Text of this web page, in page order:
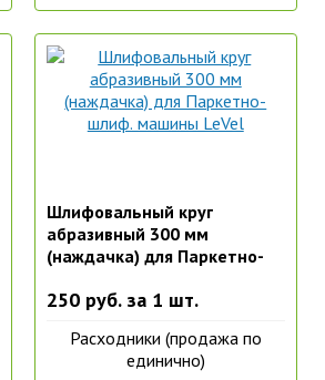
Шлифовальный круг
абразивный 300 мм
(наждачка) для Паркетно-
250 руб. за 1 шт.
Расходники (продажа по
единично)